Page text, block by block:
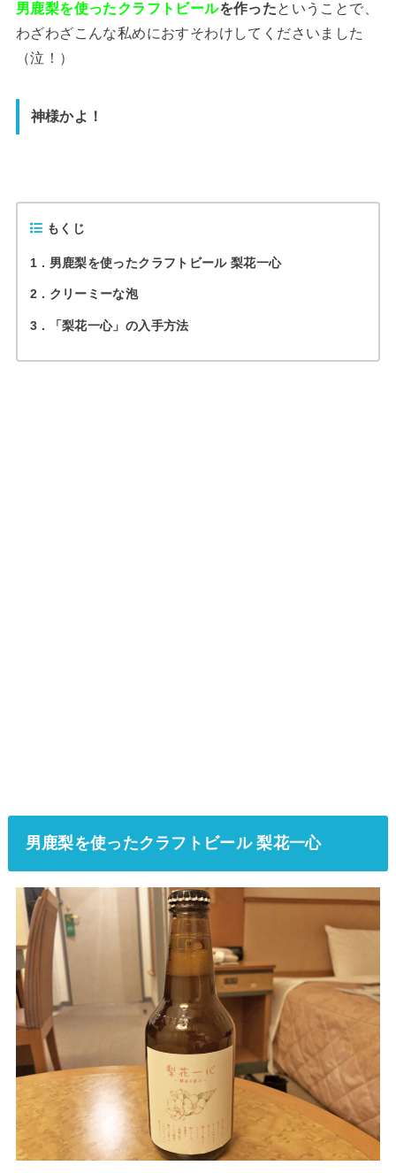
男鹿梨を使ったクラフトビールを作ったということで、
わざわざこんな私めにおすそわけしてくださいました
（泣！）
神様かよ！
もくじ
1 男鹿梨を使ったクラフトビール 梨花一心
2 クリーミーな泡
3 「梨花一心」の入手方法
男鹿梨を使ったクラフトビール 梨花一心